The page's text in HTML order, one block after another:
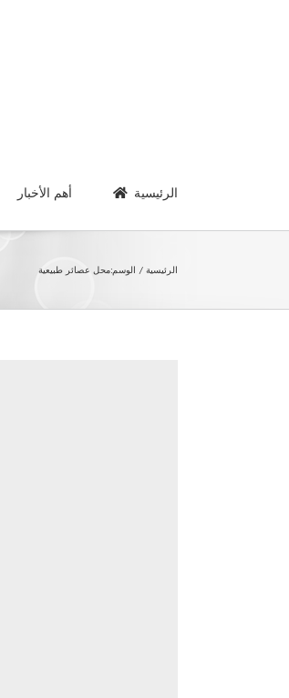
الرئيسية أهم الأخبار
الرئيسية الوسم:محل عصائر طبيعية